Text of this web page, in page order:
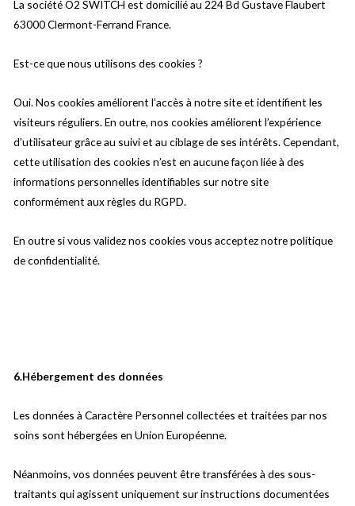
La société O2 SWITCH est domicilié au 224 Bd Gustave Flaubert
63000 Clermont-Ferrand France.
Est-ce que nous utilisons des cookies ?
Oui. Nos cookies améliorent l’accès à notre site et identifient les
visiteurs réguliers. En outre, nos cookies améliorent l’expérience
d’utilisateur grâce au suivi et au ciblage de ses intérêts. Cependant,
cette utilisation des cookies n’est en aucune façon liée à des
informations personnelles identifiables sur notre site
conformément aux règles du RGPD.
En outre si vous validez nos cookies vous acceptez notre politique
de confidentialité.
6.Hébergement des données
Les données à Caractère Personnel collectées et traitées par nos
soins sont hébergées en Union Européenne.
Néanmoins, vos données peuvent être transférées à des sous-
traitants qui agissent uniquement sur instructions documentées